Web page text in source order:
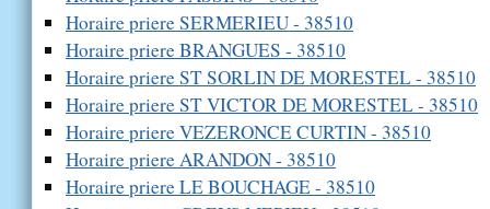
Horaire priere SERMERIEU - 38510
Horaire priere BRANGUES - 38510
Horaire priere ST SORLIN DE MORESTEL - 38510
Horaire priere ST VICTOR DE MORESTEL - 38510
Horaire priere VEZERONCE CURTIN - 38510
Horaire priere ARANDON - 38510
Horaire priere LE BOUCHAGE - 38510